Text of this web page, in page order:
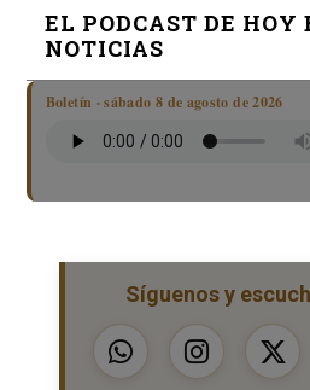
EL PODCAST DE HOY
NOTICIAS
Boletín · sábado 8 de agosto de 2026
Síguenos y